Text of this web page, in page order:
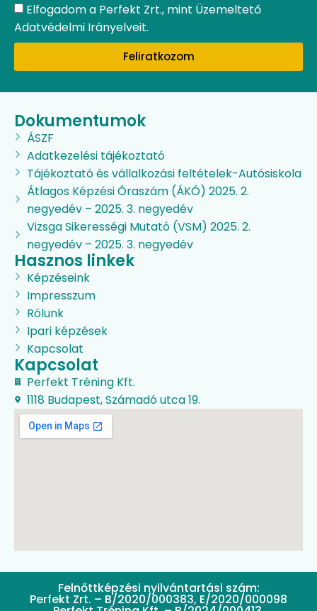
Elfogadom a Perfekt Zrt., mint Üzemeltető
Adatvédelmi Irányelveit.
Feliratkozom
Dokumentumok
ÁSZF
Adatkezelési tájékoztató
Tájékoztató és vállalkozási feltételek-Autósiskola
Átlagos Képzési Óraszám (ÁKÓ) 2025. 2.
negyedév – 2025. 3. negyedév
Vizsga Sikerességi Mutató (VSM) 2025. 2.
negyedév – 2025. 3. negyedév
Hasznos linkek
Képzéseink
Impresszum
Rólunk
Ipari képzések
Kapcsolat
Kapcsolat
Perfekt Tréning Kft.
1118 Budapest, Számadó utca 19.
Felnőttképzési nyilvántartási szám:
Perfekt Zrt. – B/2020/000383, E/2020/000098